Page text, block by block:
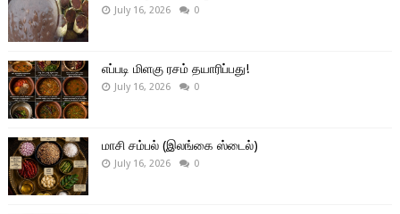
July 16, 2026 0
எப்படி மிளகு ரசம் தயாரிப்பது!
July 16, 2026 0
மாசி சம்பல் (இலங்கை ஸ்டைல்)
July 16, 2026 0